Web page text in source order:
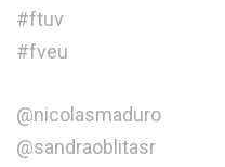
#ftuv
#fveu
@nicolasmaduro
@sandraoblitasr